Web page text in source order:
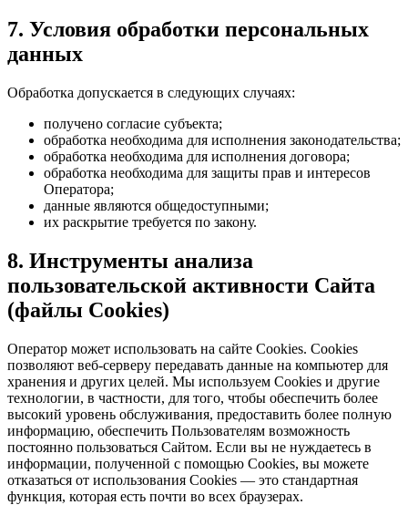
7. Условия обработки персональных
данных
Обработка допускается в следующих случаях:
получено согласие субъекта;
обработка необходима для исполнения законодательства;
обработка необходима для исполнения договора;
обработка необходима для защиты прав и интересов
Оператора;
данные являются общедоступными;
их раскрытие требуется по закону.
8. Инструменты анализа
пользовательской активности Сайта
(файлы Cookies)
Оператор может использовать на cайте Сookies. Cookies
позволяют веб-серверу передавать данные на компьютер для
хранения и других целей. Мы используем Сookies и другие
технологии, в частности, для того, чтобы обеспечить более
высокий уровень обслуживания, предоставить более полную
информацию, обеспечить Пользователям возможность
постоянно пользоваться Сайтом. Если вы не нуждаетесь в
информации, полученной с помощью Сookies, вы можете
отказаться от использования Сookies — это стандартная
функция, которая есть почти во всех браузерах.